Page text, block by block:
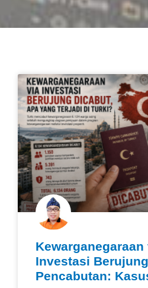
Kewarganegaraan
Investasi Berujung
Pencabutan: